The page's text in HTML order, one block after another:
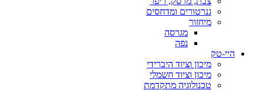
גנרטורים ומדחסים
מיחזור
מגרסה
נפה
היי-טק
מיכון וציוד היברידי
מיכון וציוד חשמלי
טכנולוגיה מתקדמת